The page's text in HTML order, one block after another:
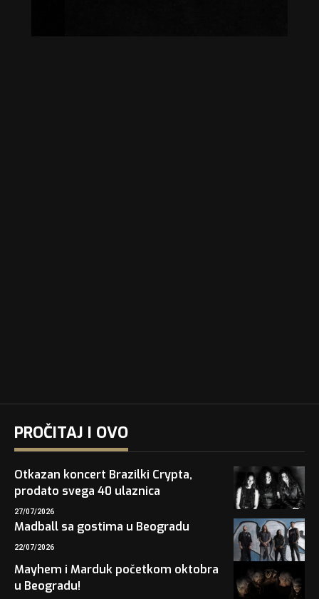
PROČITAJ I OVO
Otkazan koncert Brazilki Crypta,
prodato svega 40 ulaznica
27/07/2026
Madball sa gostima u Beogradu
22/07/2026
Mayhem i Marduk početkom oktobra
u Beogradu!